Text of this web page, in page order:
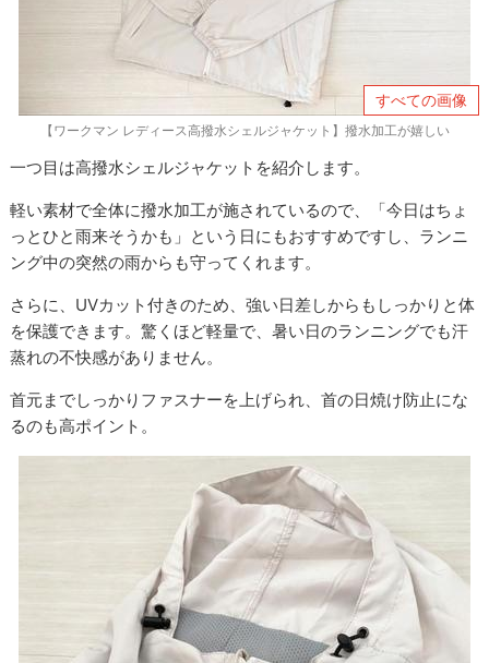
すべての画像
【ワークマン レディース高撥水シェルジャケット】撥水加工が嬉しい
一つ目は高撥水シェルジャケットを紹介します。
軽い素材で全体に撥水加工が施されているので、「今日はちょ
っとひと雨来そうかも」という日にもおすすめですし、ランニ
ング中の突然の雨からも守ってくれます。
さらに、UVカット付きのため、強い日差しからもしっかりと体
を保護できます。驚くほど軽量で、暑い日のランニングでも汗
蒸れの不快感がありません。
首元までしっかりファスナーを上げられ、首の日焼け防止にな
るのも高ポイント。